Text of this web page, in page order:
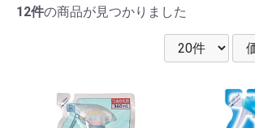
12件の商品が見つかりました